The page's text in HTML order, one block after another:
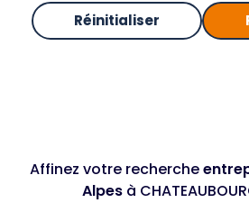
Réinitialiser
Affinez votre recherche
Alpes à